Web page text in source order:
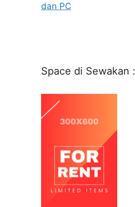
dan PC
Space di Sewakan :